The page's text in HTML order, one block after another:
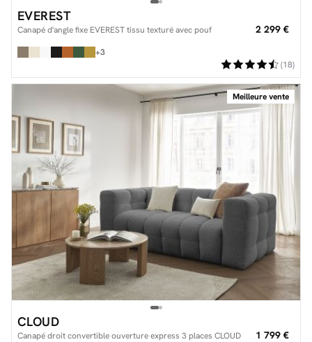
EVEREST
Canapé d'angle fixe EVEREST tissu texturé avec pouf 2 299 €
+3
(18)
Meilleure vente
CLOUD
Canapé droit convertible ouverture express 3 places CLOUD
1 799 €